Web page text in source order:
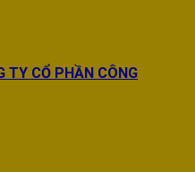
CỔ PHẦN CÔNG